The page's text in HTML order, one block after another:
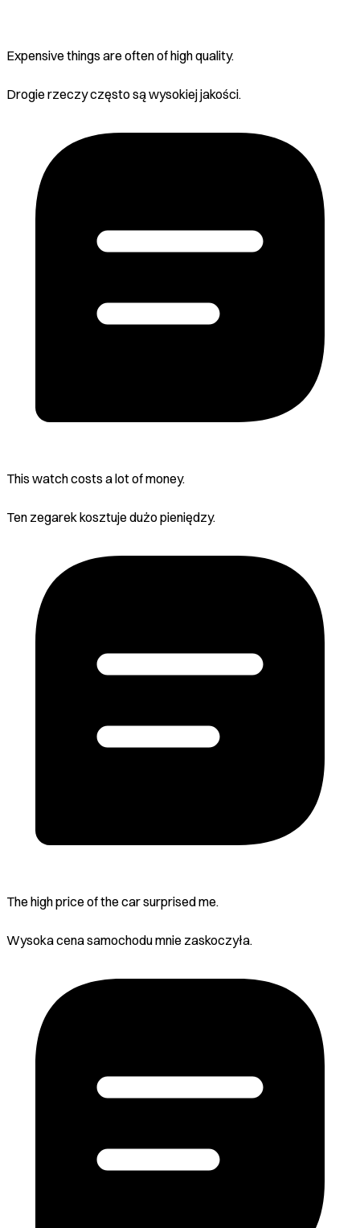
Expensive things are often of high quality.
Drogie rzeczy często są wysokiej jakości.
This watch costs a lot of money.
Ten zegarek kosztuje dużo pieniędzy.
The high price of the car surprised me.
Wysoka cena samochodu mnie zaskoczyła.